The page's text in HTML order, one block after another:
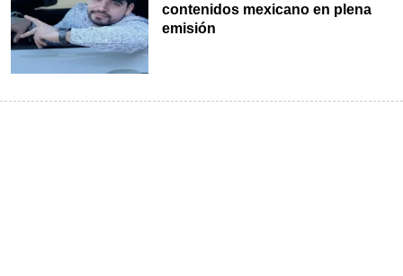
contenidos mexicano en plena
emisión